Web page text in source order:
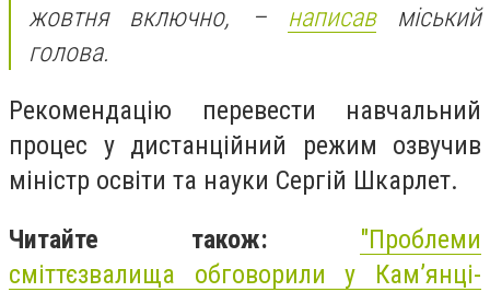
жовтня включно, – написавміський
голова.
Рекомендацію перевести навчальний
процес у дистанційний режим озвучив
міністр освіти та науки Сергій Шкарлет.
Читайте також: "Проблеми
сміттєзвалища обговорили у Кам’янці-